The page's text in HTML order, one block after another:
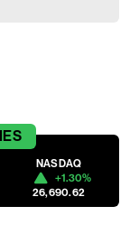
NASDAQ
+1.30%
26,690.62